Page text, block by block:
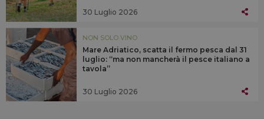
30 Luglio 2026
NON SOLO VINO
Mare Adriatico, scatta il fermo pesca dal 31
luglio: “ma non mancherà il pesce italiano a
tavola”
30 Luglio 2026